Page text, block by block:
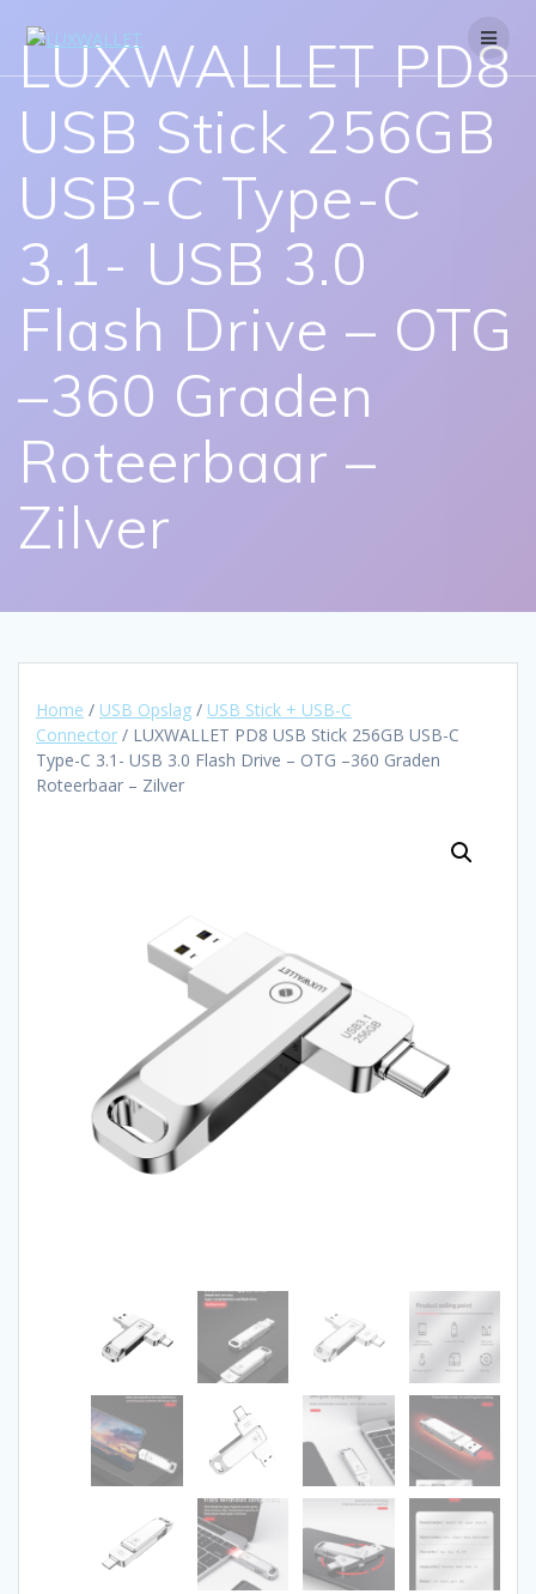
LUXWALLET PD8
USB Stick 256GB
USB-C Type-C
3.1- USB 3.0
Flash Drive – OTG
–360 Graden
Roteerbaar –
Zilver
Home / USB Opslag / USB Stick + USB-C
Connector / LUXWALLET PD8 USB Stick 256GB USB-C
Type-C 3.1- USB 3.0 Flash Drive – OTG –360 Graden
Roteerbaar – Zilver